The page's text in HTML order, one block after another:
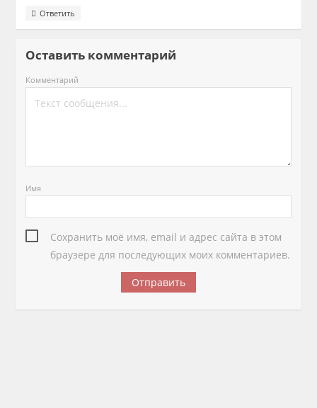
Ответить
Оставить комментарий
Комментарий
Имя
Сохранить моё имя, email и адрес сайта в этом
браузере для последующих моих комментариев.